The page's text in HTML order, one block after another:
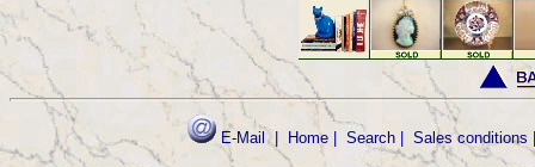
E-Mail | Home| Search| Sales conditions